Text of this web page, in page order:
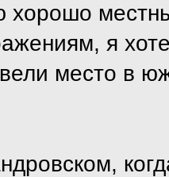
хорошо
я
место в